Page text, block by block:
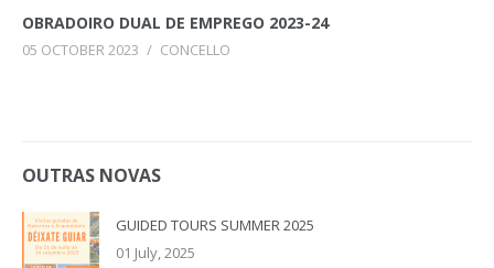
OBRADOIRO DUAL DE EMPREGO 2023-24
05 OCTOBER 2023 / CONCELLO
OUTRAS NOVAS
GUIDED TOURS SUMMER 2025
01 July, 2025